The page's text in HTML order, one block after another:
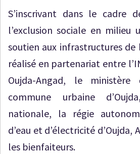
S’inscrivant dans le cadre
l’exclusion sociale en milieu
soutien aux infrastructures de
réalisé en partenariat entre
Oujda-Angad, le
commune urbaine
nationale, la régie
d’eau et d’électricité d’Oujda,
les bienfaiteurs.